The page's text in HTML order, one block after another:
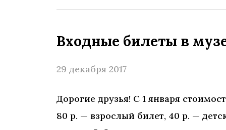
Входные билеты в
29 декабря 2017
Дорогие друзья! С 1 января
80 р. — взрослый билет, 40 р. —